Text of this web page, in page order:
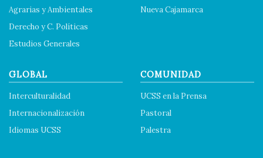
Agrarias y Ambientales
Derecho y C. Políticas
Estudios Generales
Nueva Cajamarca
GLOBAL
Interculturalidad
Internacionalización
Idiomas UCSS
COMUNIDAD
UCSS en la Prensa
Pastoral
Palestra